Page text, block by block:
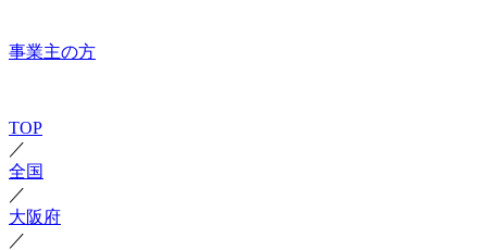
事業主の方
TOP
／
全国
／
大阪府
／